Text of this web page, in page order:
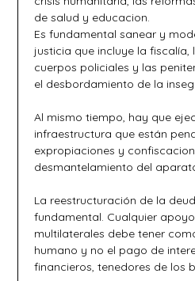
de salud y educacion.
Es fundamental sanear y
justicia que incluye la fiscalía,
cuerpos policiales y las
el desbordamiento de la
Al mismo tiempo, hay que
infraestructura que están
expropiaciones y
desmantelamiento del
La reestructuración de la
fundamental. Cualquier
multilaterales debe tener
humano y no el pago de
financieros, tenedores de los